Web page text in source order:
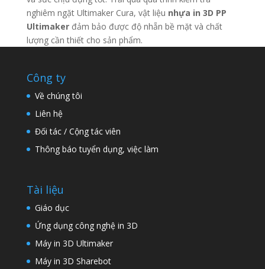
nghiêm ngặt Ultimaker Cura, vật liệu nhựa in 3D PP
Ultimakerđảm bảo được độ nhẵn bề mặt và chất
lượng cần thiết cho sản phẩm.
Công ty
Về chúng tôi
Liên hệ
Đối tác / Cộng tác viên
Thông báo tuyển dụng, việc làm
Tài liệu
Giáo dục
Ứng dụng công nghệ in 3D
Máy in 3D Ultimaker
Máy in 3D Sharebot